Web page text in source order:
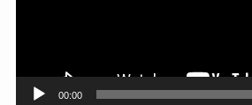
00:00